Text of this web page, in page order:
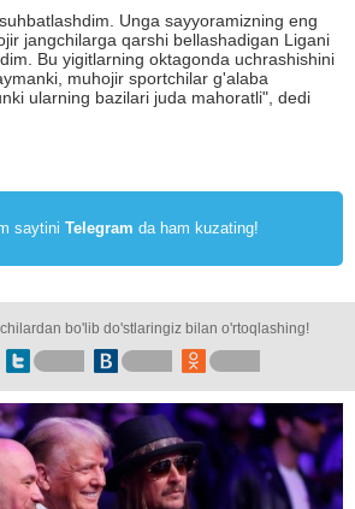
Unga sayyoramizning eng
jangchilarga qarshi bellashadigan Ligani
Bu yigitlarning oktagonda uchrashishini
muhojir sportchilar g'alaba
ularning bazilari juda mahoratli", dedi
saytini Telegram da ham kuzating!
bo'lib do'stlaringiz bilan o'rtoqlashing!